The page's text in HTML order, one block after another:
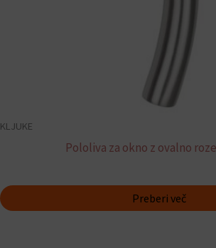
KLJUKE
Pololiva za okno z ovalno
Preberi več